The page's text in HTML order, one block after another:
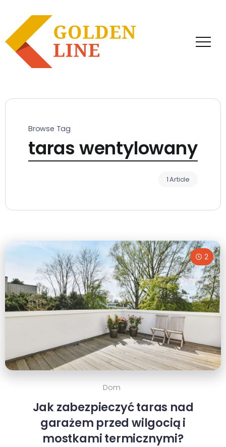
Browse Tag
taras wentylowany
1 Article
2
Dom
Jak zabezpieczyć taras nad
garażem przed wilgocią i
mostkami termicznymi?